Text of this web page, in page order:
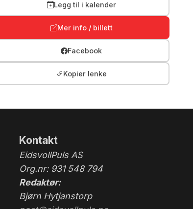
Legg til i kalender
Mer info / billett
Facebook
Kopier lenke
Kontakt
EidsvollPuls AS
Org.nr: 931 548 794
Redaktør:
Bjørn Hytjanstorp